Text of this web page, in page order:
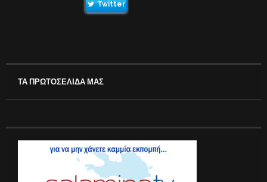
Twitter
ΤΑ ΠΡΩΤΟΣΕΛΙΔΑ ΜΑΣ